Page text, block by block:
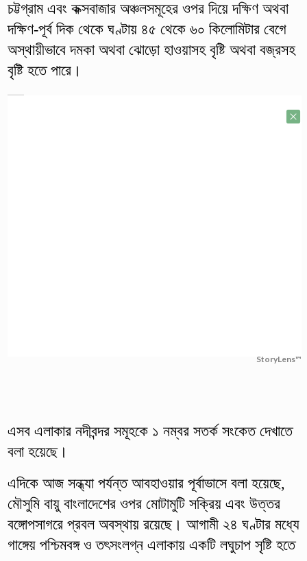
চট্টগ্রাম এবং কক্সবাজার অঞ্চলসমূহের ওপর দিয়ে দক্ষিণ অথবা
দক্ষিণ-পূর্ব দিক থেকে ঘণ্টায় ৪৫ থেকে ৬০ কিলোমিটার বেগে
অস্থায়ীভাবে দমকা অথবা ঝোড়ো হাওয়াসহ বৃষ্টি অথবা বজ্রসহ
বৃষ্টি হতে পারে।
StoryLens™
এসব এলাকার নদীবন্দর সমূহকে ১ নম্বর সতর্ক সংকেত দেখাতে
বলা হয়েছে।
এদিকে আজ সন্ধ্যা পর্যন্ত আবহাওয়ার পূর্বাভাসে বলা হয়েছে,
মৌসুমি বায়ু বাংলাদেশের ওপর মোটামুটি সক্রিয় এবং উত্তর
বঙ্গোপসাগরে প্রবল অবস্থায় রয়েছে। আগামী ২৪ ঘণ্টার মধ্যে
গাঙ্গেয় পশ্চিমবঙ্গ ও তৎসংলগ্ন এলাকায় একটি লঘুচাপ সৃষ্টি হতে